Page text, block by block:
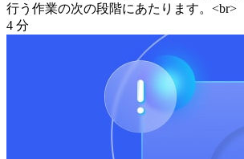
行う作業の次の段階にあたります。<br>
4 分